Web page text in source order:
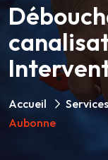
Accueil Services
Aubonne